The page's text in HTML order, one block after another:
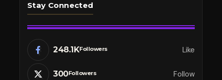
Stay Connected
248.1KFollowers Like
300Followers Follow